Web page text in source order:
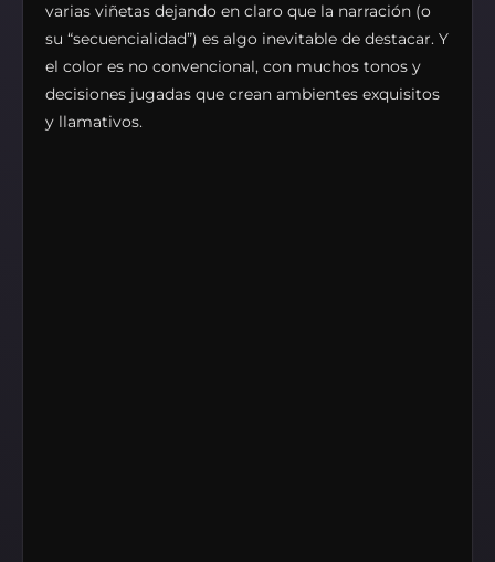
varias viñetas dejando en claro que la narración (o
su “secuencialidad”) es algo inevitable de destacar. Y
el color es no convencional, con muchos tonos y
decisiones jugadas que crean ambientes exquisitos
y llamativos.